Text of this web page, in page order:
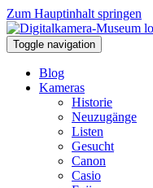
Zum Hauptinhalt springen
Toggle navigation
Blog
Kameras
Historie
Neuzugänge
Listen
Gesucht
Canon
Casio